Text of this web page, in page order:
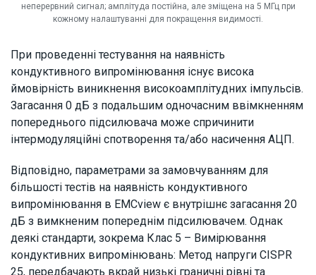
неперервний сигнал; амплітуда постійна, але зміщена на 5 МГц при
кожному налаштуванні для покращення видимості.
При проведенні тестування на наявність
кондуктивного випромінювання існує висока
ймовірність виникнення високоамплітудних імпульсів.
Загасання 0 дБ з подальшим одночасним ввімкненням
попереднього підсилювача може спричинити
інтермодуляційні спотворення та/або насичення АЦП.
Відповідно, параметрами за замовчуванням для
більшості тестів на наявність кондуктивного
випромінювання в EMCview є внутрішнє загасання 20
дБ з вимкненим попереднім підсилювачем. Однак
деякі стандарти, зокрема Клас 5 – Вимірювання
кондуктивних випромінювань: Метод напруги CISPR
25, передбачають вкрай низькі граничні рівні та